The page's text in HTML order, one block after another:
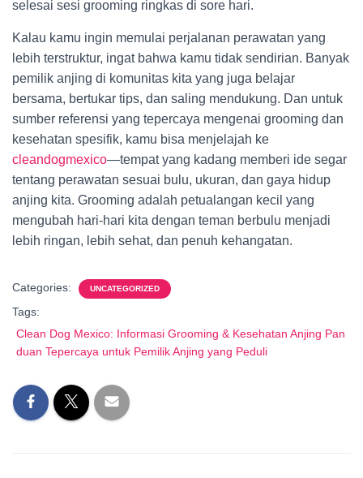
selesai sesi grooming ringkas di sore hari.
Kalau kamu ingin memulai perjalanan perawatan yang
lebih terstruktur, ingat bahwa kamu tidak sendirian. Banyak
pemilik anjing di komunitas kita yang juga belajar
bersama, bertukar tips, dan saling mendukung. Dan untuk
sumber referensi yang tepercaya mengenai grooming dan
kesehatan spesifik, kamu bisa menjelajah ke
cleandogmexico—tempat yang kadang memberi ide segar
tentang perawatan sesuai bulu, ukuran, dan gaya hidup
anjing kita. Grooming adalah petualangan kecil yang
mengubah hari-hari kita dengan teman berbulu menjadi
lebih ringan, lebih sehat, dan penuh kehangatan.
Categories: UNCATEGORIZED
Tags:
Clean Dog Mexico: Informasi Grooming & Kesehatan Anjing Pan
duan Tepercaya untuk Pemilik Anjing yang Peduli